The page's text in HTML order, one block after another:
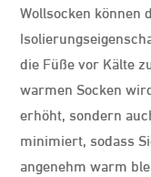
Wollsocken können
die Füße vor Kälte
warmen Socken
erhöht, sondern
minimiert, sodass
angenehm warm